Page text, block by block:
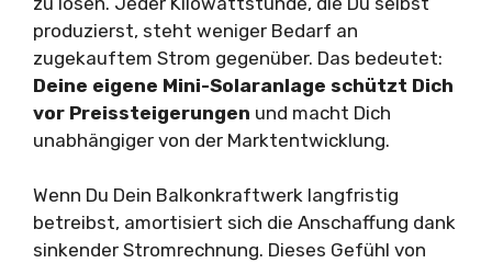
produzierst, steht weniger Bedarf an
zugekauftem Strom gegenüber. Das bedeutet:
Deine eigene Mini-Solaranlage schützt Dich
vor Preissteigerungen und macht Dich
unabhängiger von der Marktentwicklung.
Wenn Du Dein Balkonkraftwerk langfristig
betreibst, amortisiert sich die Anschaffung dank
sinkender Stromrechnung. Dieses Gefühl von